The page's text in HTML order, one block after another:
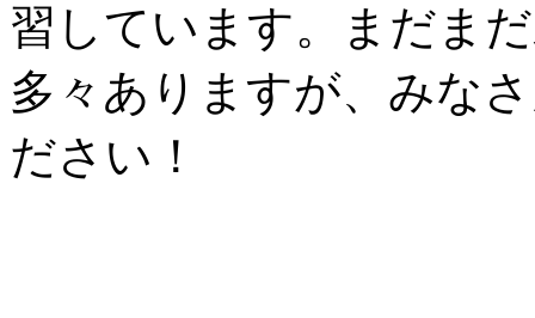
習しています。まだま
多々ありますが、みな
ださい！